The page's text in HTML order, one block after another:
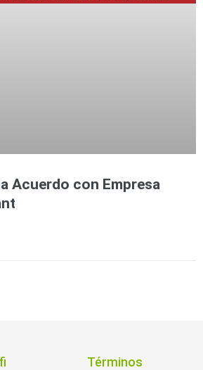
Acuerdo con Empresa
Términos